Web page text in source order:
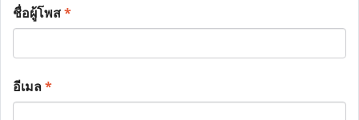
ชื่อผู้โพส*
อีเมล*